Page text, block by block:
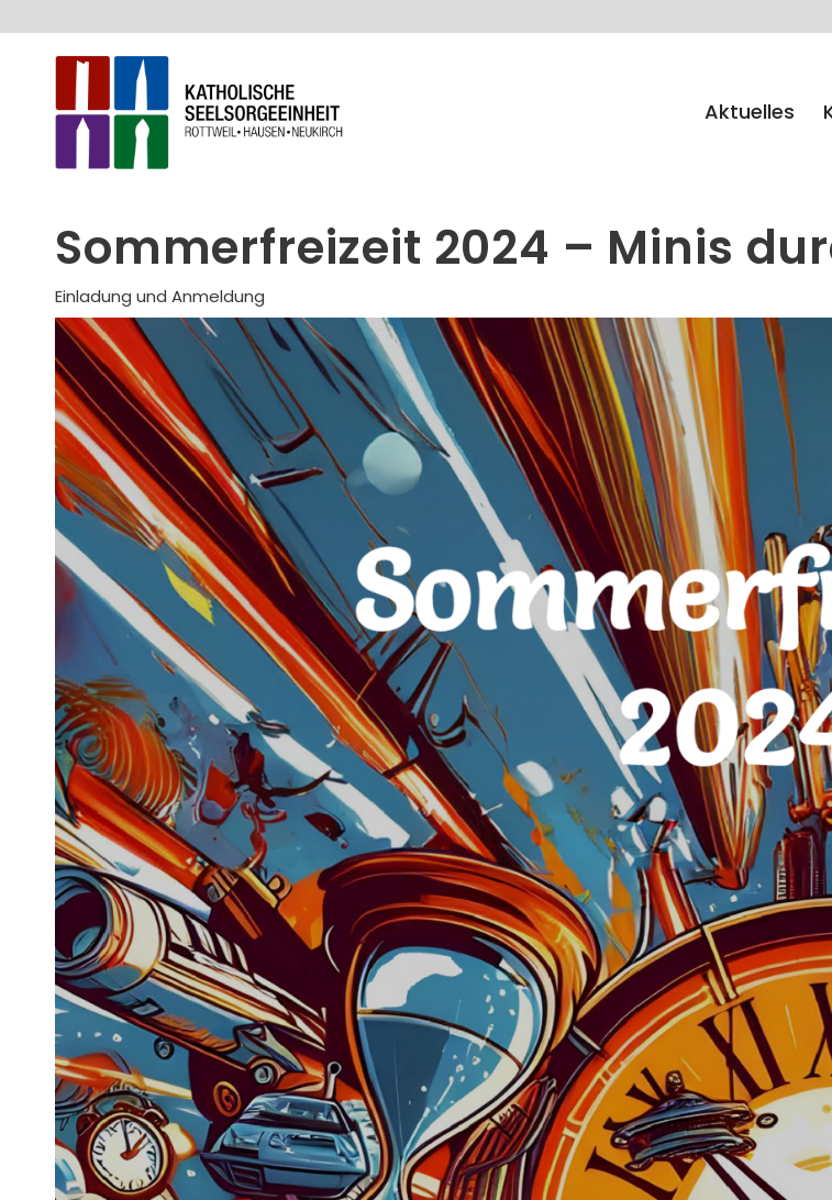
Aktuelles
Sommerfreizeit 2024 – Minis
Einladung und Anmeldung